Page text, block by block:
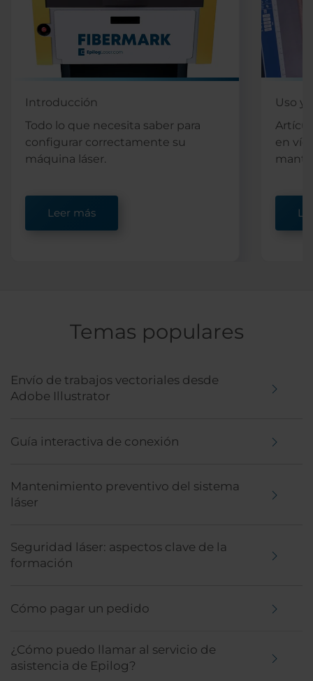
Introducción
Todo lo que necesita saber para
configurar correctamente su
máquina láser.
Leer más
Uso y
en
Temas populares
Envío de trabajos vectoriales desde
Adobe Illustrator
Guía interactiva de conexión
Mantenimiento preventivo del sistema
láser
Seguridad láser: aspectos clave de la
formación
Cómo pagar un pedido
¿Cómo puedo llamar al servicio de
asistencia de Epilog?